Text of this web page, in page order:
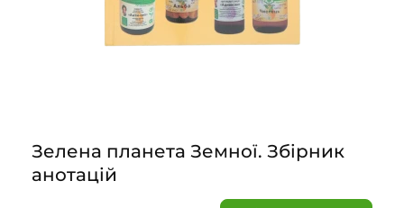
Зелена планета Земної. Збірник
анотацій